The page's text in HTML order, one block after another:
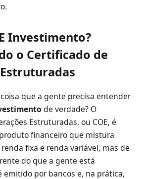
Investimento?
o Certificado de
que a gente precisa entender
de verdade? O
Estruturadas, ou COE, é
financeiro que mistura
fixa e renda variável, mas de
do que a gente está
emitido por bancos e, na prática,